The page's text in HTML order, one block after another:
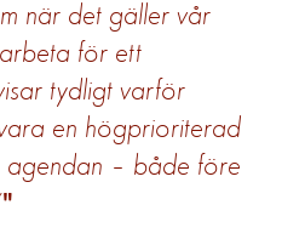
när det gäller vår
för ett
tydligt varför
en högprioriterad
– både före